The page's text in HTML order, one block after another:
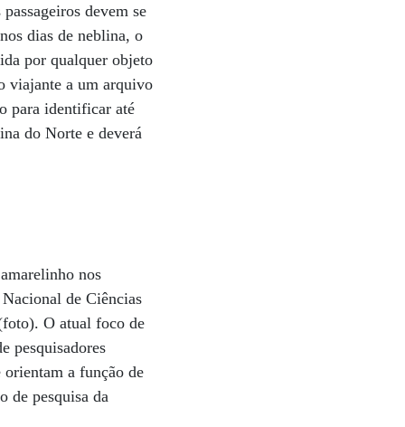
devem se
dias de neblina, o
por qualquer objeto
viajante a um arquivo
para identificar até
do Norte e deverá
nos
de Ciências
O atual foco de
pesquisadores
orientam a função de
de pesquisa da